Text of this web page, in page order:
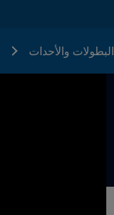
البطولات والأحدات